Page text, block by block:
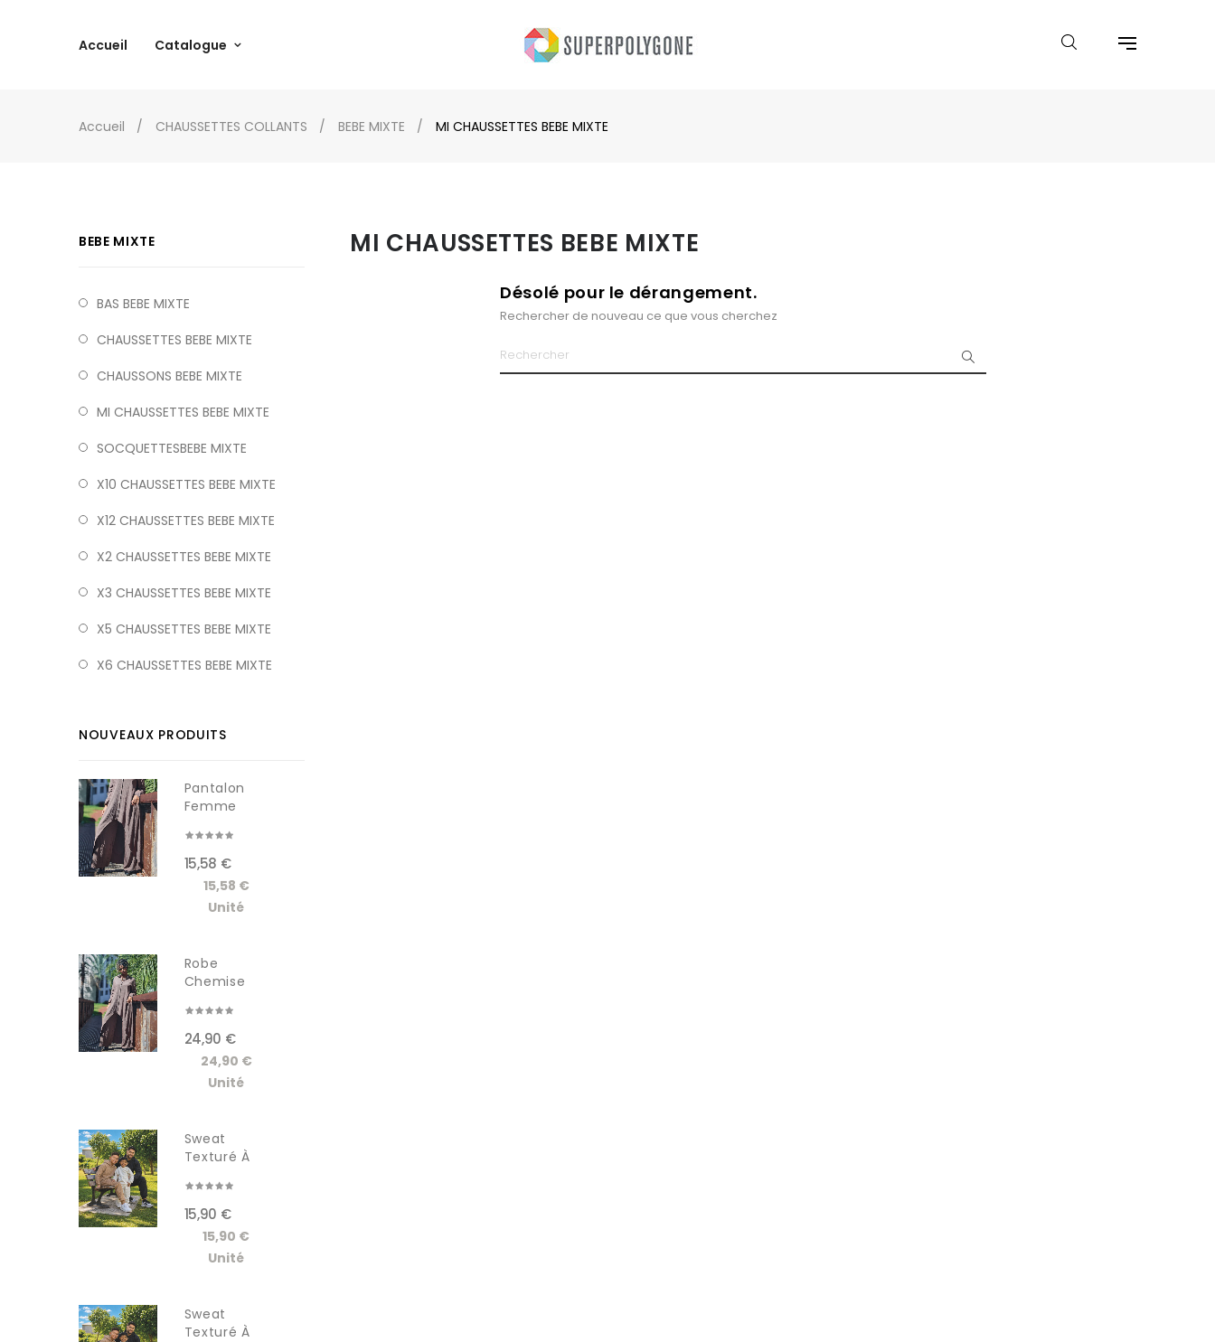
Accueil Catalogue
Accueil CHAUSSETTES COLLANTS BEBE MIXTE MI CHAUSSETTES BEBE MIXTE
BEBE MIXTE
BAS BEBE MIXTE
CHAUSSETTES BEBE MIXTE
CHAUSSONS BEBE MIXTE
MI CHAUSSETTES BEBE MIXTE
SOCQUETTESBEBE MIXTE
X10 CHAUSSETTES BEBE MIXTE
X12 CHAUSSETTES BEBE MIXTE
X2 CHAUSSETTES BEBE MIXTE
X3 CHAUSSETTES BEBE MIXTE
X5 CHAUSSETTES BEBE MIXTE
X6 CHAUSSETTES BEBE MIXTE
NOUVEAUX PRODUITS
Pantalon
Femme
15,58 €
15,58 €
Unité
Robe
Chemise
Femme...
24,90 €
24,90 €
Unité
Sweat
Texturé À
15,90 €
15,90 €
Unité
Sweat
Texturé À
MI CHAUSSETTES BEBE MIXTE
Désolé pour le dérangement.
Rechercher de nouveau ce que vous cherchez